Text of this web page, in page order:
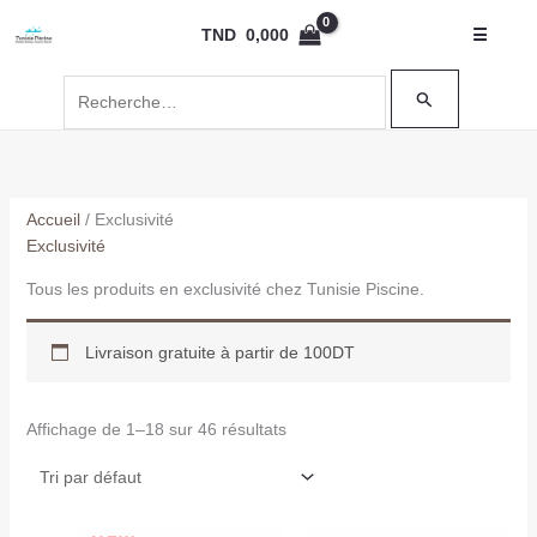
au
TND 0,000 ☰
Accueil/ Exclusivité
Exclusivité
Tous les produits en exclusivité chez Tunisie Piscine.
Livraison gratuite à partir de 100DT
Affichage de 1–18 sur 46 résultats